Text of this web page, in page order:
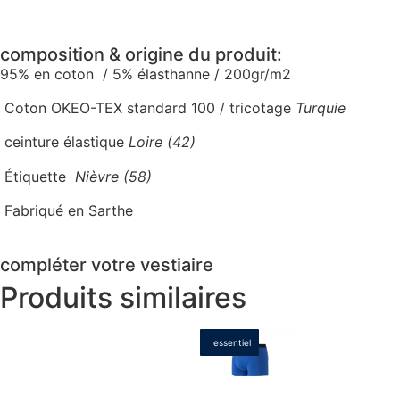
composition & origine du produit:
95% en coton / 5% élasthanne / 200gr/m2
Coton OKEO-TEX standard 100 / tricotage Turquie
ceinture élastique Loire (42)
Étiquette Nièvre (58)
Fabriqué en Sarthe
compléter votre vestiaire
Produits similaires
essentiel